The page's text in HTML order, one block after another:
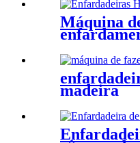
Máquina
madeira